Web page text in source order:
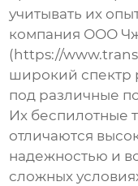
учитывать их
компания ООО
( https://
широкий спектр
под различные
Их беспилотные
отличаются
надежностью и
сложных